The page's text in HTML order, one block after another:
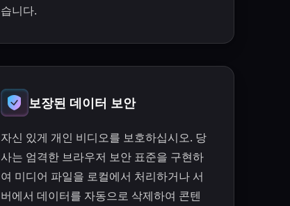
습니다.
보장된 데이터 보안
자신 있게 개인 비디오를 보호하십시오. 당
사는 엄격한 브라우저 보안 표준을 구현하
여 미디어 파일을 로컬에서 처리하거나 서
버에서 데이터를 자동으로 삭제하여 콘텐